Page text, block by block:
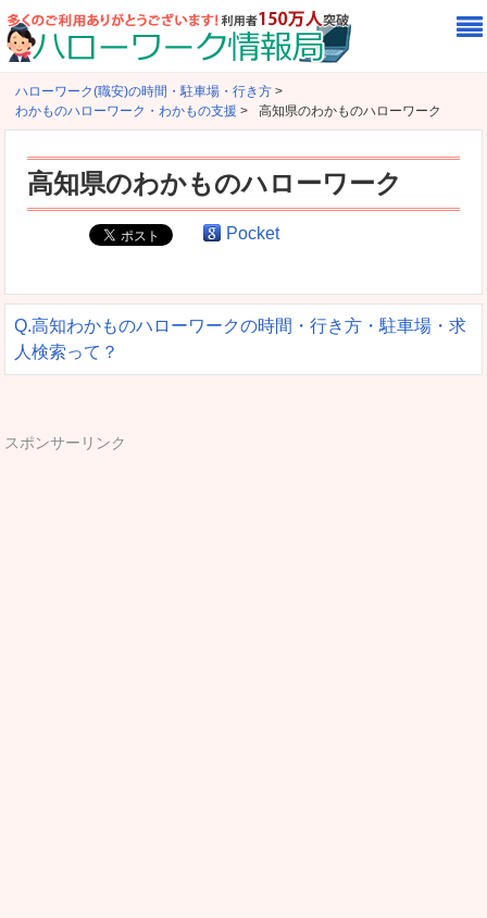
ハローワーク(職安)の時間・駐車場・行き方 >
わかものハローワーク・わかもの支援 > 高知県のわかものハローワーク
高知県のわかものハローワーク
Pocket
Q.高知わかものハローワークの時間・行き方・駐車場・求
人検索って？
スポンサーリンク